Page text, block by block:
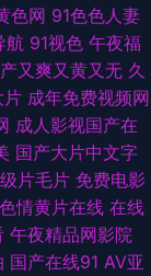
韩国日本欧美国产
人精品视频在线 91
中文网91 东京热色
神在线视频看看 国
文字幕 91亚洲不用
色网 91色色人妻
航 91视色 午夜福
又爽又黄又无 久
片 成年免费视频网
成人影视国产在
国产大片中文字
片毛片 免费电影
情黄片在线 在线
午夜精品网影院
国产在线91 AV亚